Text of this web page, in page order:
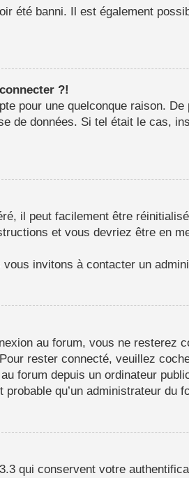
été banni. Il est également
?!
pour une quelconque raison.
de données. Si tel était le cas,
il peut facilement être
et vous devriez être en
invitons à contacter un
au forum, vous ne resterez
rester connecté, veuillez
forum depuis un ordinateur
qu’un administrateur du
qui conservent votre